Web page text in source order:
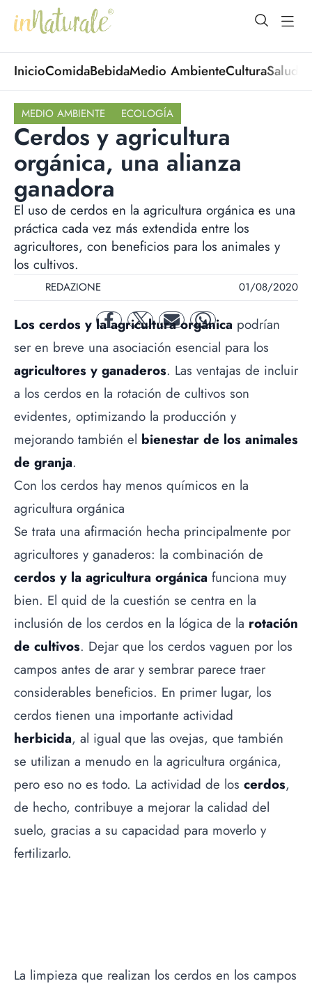
open
InicioComidaBebidaMedio AmbienteCulturaSalud
MEDIO AMBIENTE ECOLOGÍA
Cerdos y agricultura
orgánica, una alianza
ganadora
El uso de cerdos en la agricultura orgánica es una
práctica cada vez más extendida entre los
agricultores, con beneficios para los animales y
los cultivos.
REDAZIONE 01/08/2020
facebooktwitter mail whatsapp
Los cerdos y la agricultura orgánica podrían
ser en breve una asociación esencial para los
agricultores y ganaderos. Las ventajas de incluir
a los cerdos en la rotación de cultivos son
evidentes, optimizando la producción y
mejorando también el bienestar de los animales
de granja.
Con los cerdos hay menos químicos en la
agricultura orgánica
Se trata una afirmación hecha principalmente por
agricultores y ganaderos: la combinación de
cerdos y la agricultura orgánica funciona muy
bien. El quid de la cuestión se centra en la
inclusión de los cerdos en la lógica de la rotación
de cultivos. Dejar que los cerdos vaguen por los
campos antes de arar y sembrar parece traer
considerables beneficios. En primer lugar, los
cerdos tienen una importante actividad
herbicida, al igual que las ovejas, que también
se utilizan a menudo en la agricultura orgánica,
pero eso no es todo. La actividad de los cerdos,
de hecho, contribuye a mejorar la calidad del
suelo, gracias a su capacidad para moverlo y
fertilizarlo.
La limpieza que realizan los cerdos en los campos